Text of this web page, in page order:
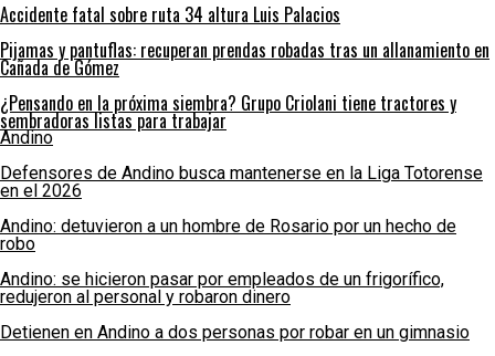
Accidente fatal sobre ruta 34 altura Luis Palacios
Pijamas y pantuflas: recuperan prendas robadas tras un allanamiento en
Cañada de Gómez
¿Pensando en la próxima siembra? Grupo Criolani tiene tractores y
sembradoras listas para trabajar
Andino
Defensores de Andino busca mantenerse en la Liga Totorense
en el 2026
Andino: detuvieron a un hombre de Rosario por un hecho de
robo
Andino: se hicieron pasar por empleados de un frigorífico,
redujeron al personal y robaron dinero
Detienen en Andino a dos personas por robar en un gimnasio